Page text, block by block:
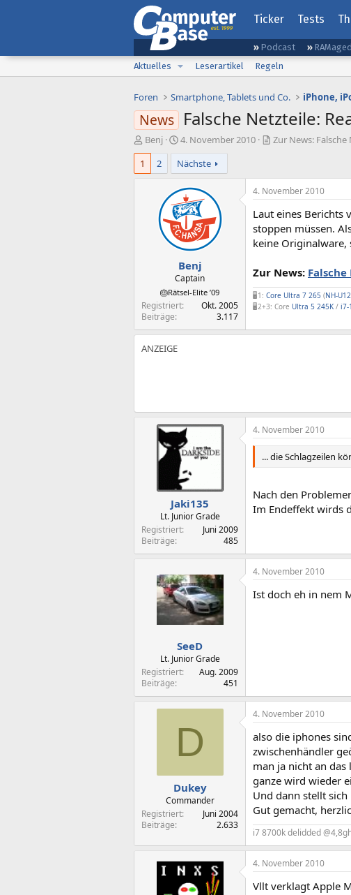
Ticker Tests
Podcast
Aktuelles
Leserartikel Regeln
Foren Smartphone, Tablets und Co. iPhone,
News Falsche Netzteile:
E
r
t
Benj
E
r
s
t
e
l
l
t
a
m
4. November 2010
Zur News:
1
2 Nächste
Benj
Captain
🎂Rätsel-Elite ’09
Registriert
Okt. 2005
Beiträge
3.117
4. November 2010
Laut eines Berichts
stoppen müssen.
keine
Zur News:
🖥️1: Core Ultra 7 265 (NH-
🖥️2+3: Core Ultra 5 245K / i7-
Jaki135
Lt. Junior Grade
Registriert
Juni 2009
Beiträge
485
4. November 2010
... die Schlagzeilen
Nach den
Im Endeffekt wirds
SeeD
Lt. Junior Grade
Registriert
Aug. 2009
Beiträge
451
4. November 2010
Ist doch eh in nem
D
Dukey
Commander
Registriert
Juni 2004
Beiträge
2.633
4. November 2010
also die iphones
zwischenhändler
man ja nicht an
ganze wird wieder
Und dann stellt
Gut gemacht,
i7 8700k delidded
4. November 2010
Vllt verklagt Apple